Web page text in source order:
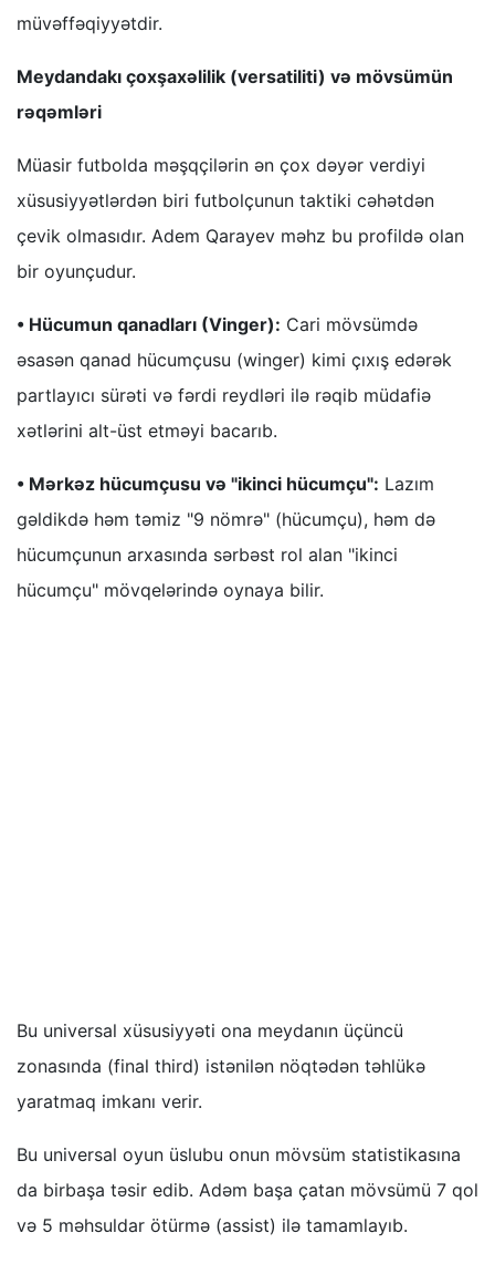
müvəffəqiyyətdir.
Meydandakı çoxşaxəlilik (versatiliti) və mövsümün
rəqəmləri
Müasir futbolda məşqçilərin ən çox dəyər verdiyi
xüsusiyyətlərdən biri futbolçunun taktiki cəhətdən
çevik olmasıdır. Adem Qarayev məhz bu profildə olan
bir oyunçudur.
• Hücumun qanadları (Vinger): Cari mövsümdə
əsasən qanad hücumçusu (winger) kimi çıxış edərək
partlayıcı sürəti və fərdi reydləri ilə rəqib müdafiə
xətlərini alt-üst etməyi bacarıb.
• Mərkəz hücumçusu və "ikinci hücumçu": Lazım
gəldikdə həm təmiz "9 nömrə" (hücumçu), həm də
hücumçunun arxasında sərbəst rol alan "ikinci
hücumçu" mövqelərində oynaya bilir.
Bu universal xüsusiyyəti ona meydanın üçüncü
zonasında (final third) istənilən nöqtədən təhlükə
yaratmaq imkanı verir.
Bu universal oyun üslubu onun mövsüm statistikasına
da birbaşa təsir edib. Adəm başa çatan mövsümü 7 qol
və 5 məhsuldar ötürmə (assist) ilə tamamlayıb.